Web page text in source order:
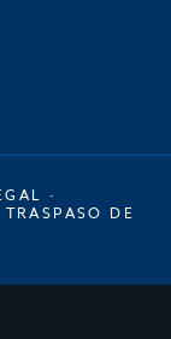
·
TRASPASO DE